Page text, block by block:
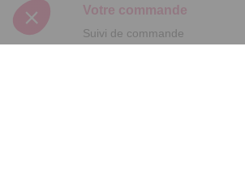
Votre commande
Suivi de commande